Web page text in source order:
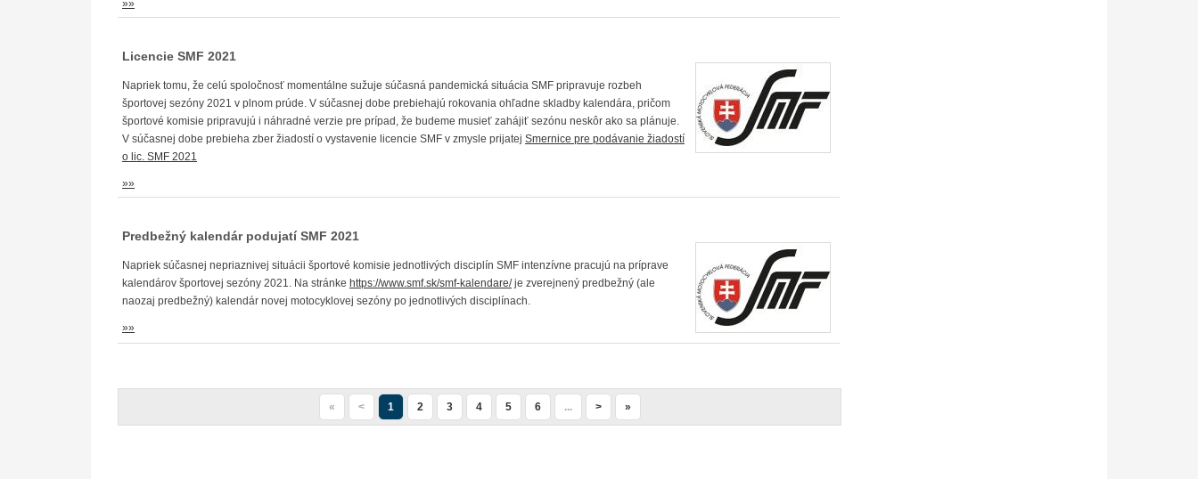
»»
Licencie SMF 2021
Napriek tomu, že celú spoločnosť momentálne sužuje súčasná pandemická situácia SMF pripravuje rozbeh
športovej sezóny 2021 v plnom prúde. V súčasnej dobe prebiehajú rokovania ohľadne skladby kalendára, pričom
športové komisie pripravujú i náhradné verzie pre prípad, že budeme musieť zahájiť sezónu neskôr ako sa plánuje.
V súčasnej dobe prebieha zber žiadostí o vystavenie licencie SMF v zmysle prijatej Smernice pre podávanie žiadostí
o lic. SMF 2021
»»
Predbežný kalendár podujatí SMF 2021
Napriek súčasnej nepriaznivej situácii športové komisie jednotlivých disciplín SMF intenzívne pracujú na príprave
kalendárov športovej sezóny 2021. Na stránke https://www.smf.sk/smf-kalendare/je zverejnený predbežný (ale
naozaj predbežný) kalendár novej motocyklovej sezóny po jednotlivých disciplínach.
»»
« < 1 2 3 4 5 6 ... > »